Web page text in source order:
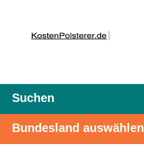
Suchen
Bundesland auswählen